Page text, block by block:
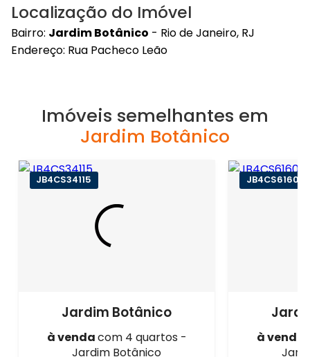
Localização do Imóvel
Bairro: Jardim Botânico - Rio de Janeiro, RJ
Endereço: Rua Pacheco Leão
Imóveis semelhantes em
Jardim Botânico
JB4CS34115
Jardim Botânico
à vendacom 4 quartos -
Jardim Botânico
JB4CS61609
à venda